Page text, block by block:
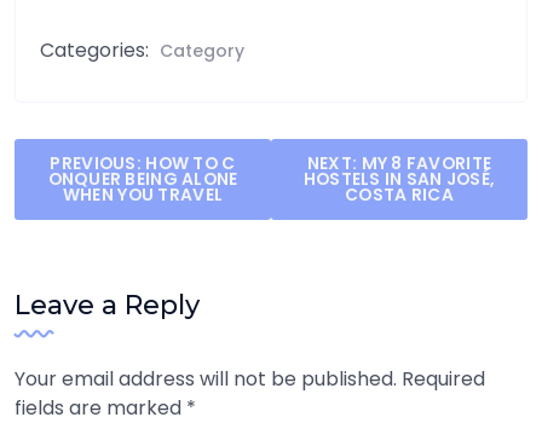
Categories: Category
Post
navigation
PREVIOUS: HOW TO C
ONQUER BEING ALONE
WHEN YOU TRAVEL
NEXT: MY 8 FAVORITE
HOSTELS IN SAN JOSÉ,
COSTA RICA
Leave a Reply
Your email address will not be published. Required
fields are marked *